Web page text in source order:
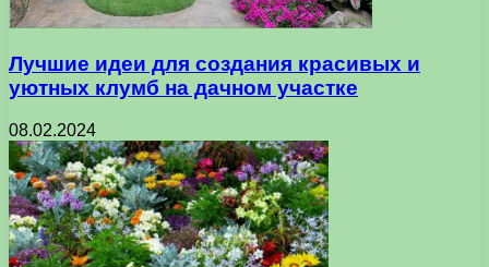
Лучшие идеи для создания красивых и
уютных клумб на дачном участке
08.02.2024